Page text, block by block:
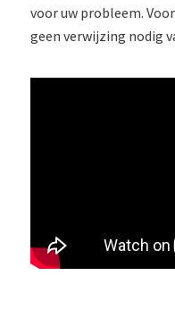
voor uw probleem.
geen verwijzing nodig